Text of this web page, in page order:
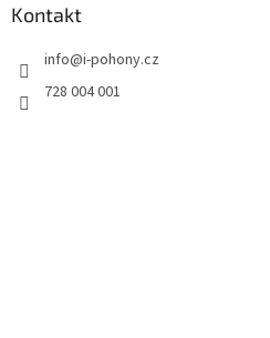
Kontakt
info@i-pohony.cz
728 004 001